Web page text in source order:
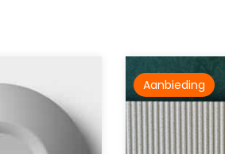
Aanbieding